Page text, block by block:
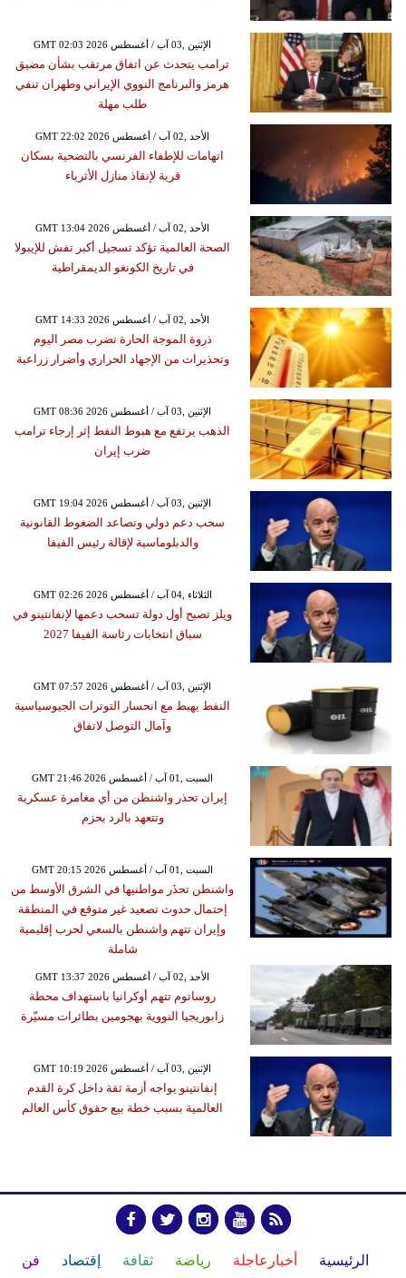
GMT 02:03 2026 الإثنين ,03 آب / أغسطس
ترامب يتحدث عن اتفاق مرتقب بشأن مضيق
هرمز والبرنامج النووي الإيراني وطهران تنفي
طلب مهلة
GMT 22:02 2026 الأحد ,02 آب / أغسطس
اتهامات للإطفاء الفرنسي بالتضحية بسكان
قرية لإنقاذ منازل الأثرياء
GMT 13:04 2026 الأحد ,02 آب / أغسطس
الصحة العالمية تؤكد تسجيل أكبر تفش للإيبولا
في تاريخ الكونغو الديمقراطية
GMT 14:33 2026 الأحد ,02 آب / أغسطس
ذروة الموجة الحارة تضرب مصر اليوم
وتحذيرات من الإجهاد الحراري وأضرار زراعية
GMT 08:36 2026 الإثنين ,03 آب / أغسطس
الذهب يرتفع مع هبوط النفط إثر إرجاء ترامب
ضرب إيران
GMT 19:04 2026 الإثنين ,03 آب / أغسطس
سحب دعم دولي وتصاعد الضغوط القانونية
والدبلوماسية لإقالة رئيس الفيفا
GMT 02:26 2026 الثلاثاء ,04 آب / أغسطس
ويلز تصبح أول دولة تسحب دعمها لإنفانتينو في
سباق انتخابات رئاسة الفيفا 2027
GMT 07:57 2026 الإثنين ,03 آب / أغسطس
النفط يهبط مع انحسار التوترات الجيوسياسية
وآمال التوصل لاتفاق
GMT 21:46 2026 السبت ,01 آب / أغسطس
إيران تحذر واشنطن من أي مغامرة عسكرية
وتتعهد بالرد بحزم
GMT 20:15 2026 السبت ,01 آب / أغسطس
واشنطن تحذَر مواطنيها في الشرق الأوسط من
إحتمال حدوث تصعيد غير متوقع في المنطقة
وإيران تتهم واشنطن بالسعي لحرب إقليمية
شاملة
GMT 13:37 2026 الأحد ,02 آب / أغسطس
روساتوم تتهم أوكرانيا باستهداف محطة
زابوريجيا النووية بهجومين بطائرات مسيّرة
GMT 10:19 2026 الإثنين ,03 آب / أغسطس
إنفانتينو يواجه أزمة ثقة داخل كرة القدم
العالمية بسبب خطة بيع حقوق كأس العالم
الرئيسية أخبارعاجلة رياضة ثقافة إقتصاد فن